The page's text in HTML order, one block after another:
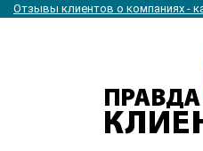
Отзывы клиентов о компаниях -